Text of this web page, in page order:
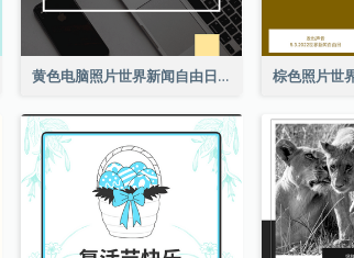
黄色电脑照片世界新闻自由日Instagram帖子